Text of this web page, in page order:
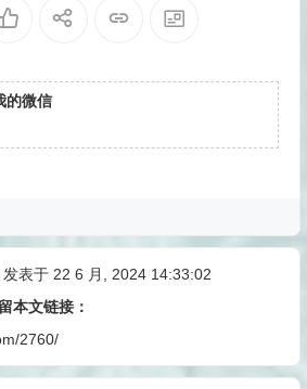
的微信
发表于 22 6 月, 2024 14:33:02
本文链接：
2760/